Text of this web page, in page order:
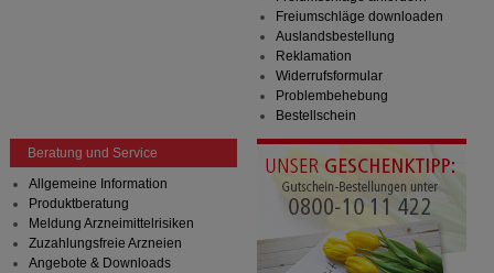
Bitte beachten Sie, dass Daten hierfür teilweise an
Dritte wie z.B. Google oder soziale Medien
Freiumschläge downloaden
Auslandsbestellung
Reklamation
Widerrufsformular
Problembehebung
Bestellschein
Beratung und Service
Allgemeine Information
Produktberatung
Meldung Arzneimittelrisiken
Zuzahlungsfreie Arzneien
Angebote & Downloads